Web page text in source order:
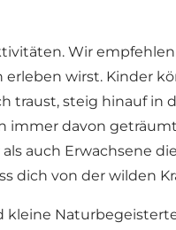
Wir
wirst. Kinder
steig hinauf in
immer davon
auch Erwachsene
von der wilden
kleine